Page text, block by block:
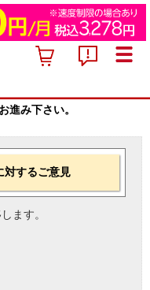
進み下さい。
対するご意見
ます。